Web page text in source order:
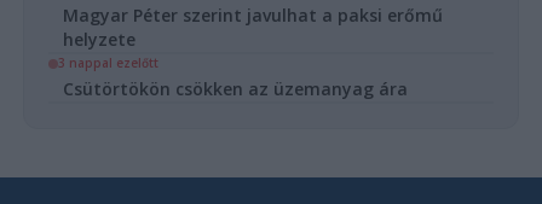
Magyar Péter szerint javulhat a paksi erőmű
helyzete
3 nappal ezelőtt
Csütörtökön csökken az üzemanyag ára